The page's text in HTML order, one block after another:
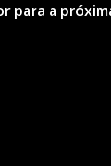
para a